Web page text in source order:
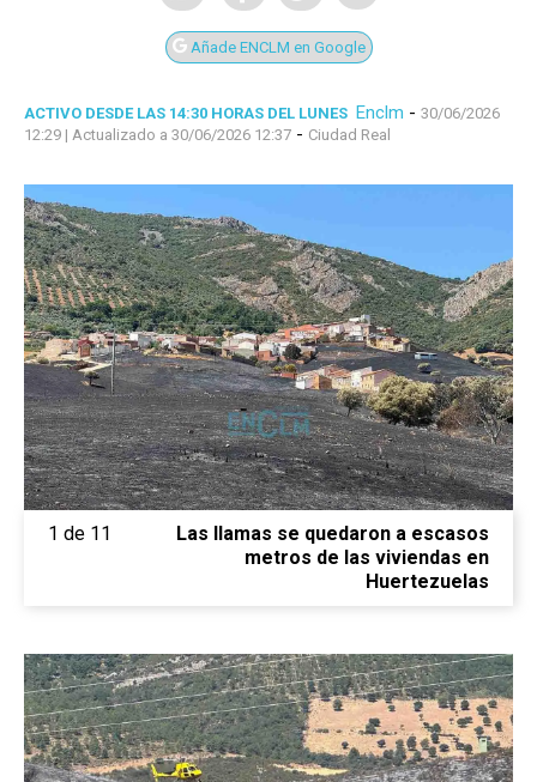
Añade ENCLM en Google
ACTIVO DESDE LAS 14:30 HORAS DEL LUNES Enclm - 30/06/2026
12:29 | Actualizado a 30/06/2026 12:37 - Ciudad Real
1 de 11
Las llamas se quedaron a escasos
metros de las viviendas en
Huertezuelas